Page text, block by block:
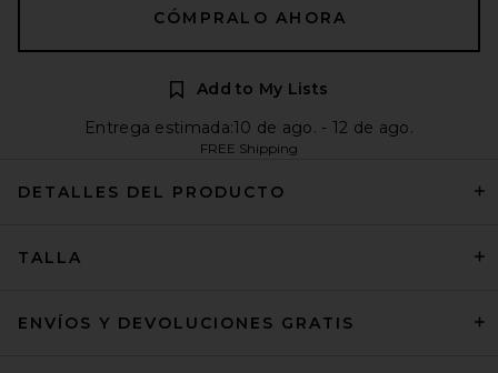
CÓMPRALO AHORA
Add to My Lists
Entrega estimada:10 de ago. - 12 de ago.
FREE Shipping
DETALLES DEL PRODUCTO
TALLA
ENVÍOS Y DEVOLUCIONES GRATIS